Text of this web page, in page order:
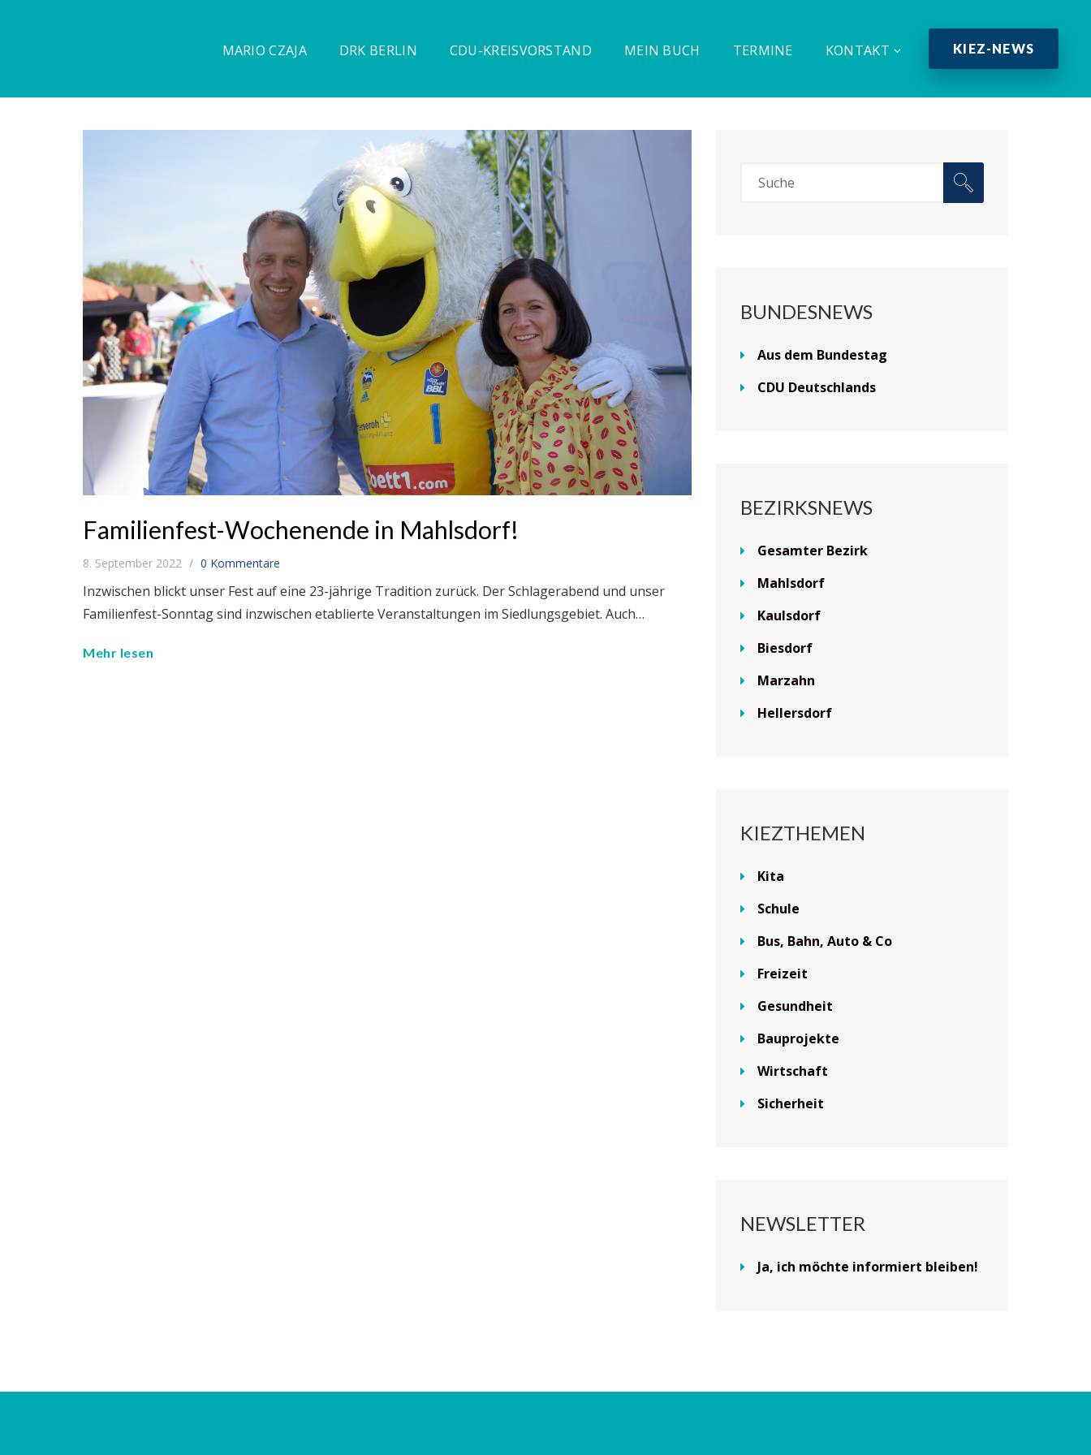
MARIO CZAJA DRK BERLIN CDU-KREISVORSTAND MEIN BUCH TERMINE KONTAKT KIEZ-NEWS
Familienfest-Wochenende in Mahlsdorf!
8. September 2022 0 Kommentare
Inzwischen blickt unser Fest auf eine 23-jährige Tradition zurück. Der Schlagerabend und unser
Familienfest-Sonntag sind inzwischen etablierte Veranstaltungen im Siedlungsgebiet. Auch…
Mehr lesen
BUNDESNEWS
Aus dem Bundestag
CDU Deutschlands
BEZIRKSNEWS
Gesamter Bezirk
Mahlsdorf
Kaulsdorf
Biesdorf
Marzahn
Hellersdorf
KIEZTHEMEN
Kita
Schule
Bus, Bahn, Auto & Co
Freizeit
Gesundheit
Bauprojekte
Wirtschaft
Sicherheit
NEWSLETTER
Ja, ich möchte informiert bleiben!